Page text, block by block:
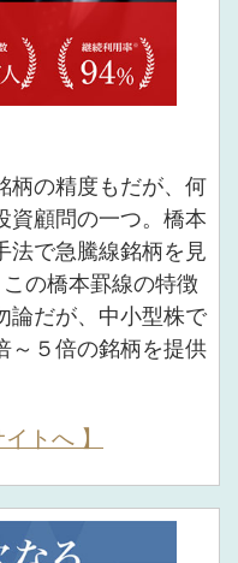
柄の精度もだが、何
資顧問の一つ。橋本
法で急騰線銘柄を見
の橋本罫線の特徴
論だが、中小型株で
～５倍の銘柄を提供
トへ 】